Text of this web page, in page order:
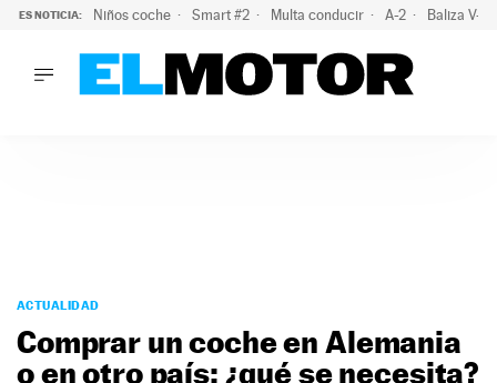
ES NOTICIA: Niños coche Smart #2 Multa conducir A-2 Baliza V-
PODCAST
MOTOS
TECNOLOGÍA
ACTUALIDAD
Comprar un coche en Alemania
o en otro país: ¿qué se necesita?